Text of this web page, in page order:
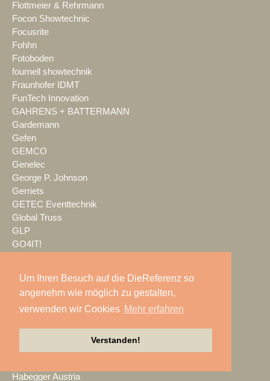
Um Ihren Besuch auf die DieReferenz so
angenehm wie möglich zu gestalten,
verwenden wir Cookies Mehr erfahren
Verstanden!
Flottmeier & Rehrmann
Focon Showtechnic
Focusrite
Fohhn
Fotoboden
fournell showtechnik
Fraunhofer IDMT
FunTech Innovation
GAHRENS + BATTERMANN
Gardemann
Gefen
GEMCO
Genelec
George P. Johnson
Gerriets
GETEC Eventtechnik
Global Truss
GLP
GO4IT!
Groh Distribution
Groh-P.A.
Veranstaltungstechnik
Guest-One
Habegger Austria